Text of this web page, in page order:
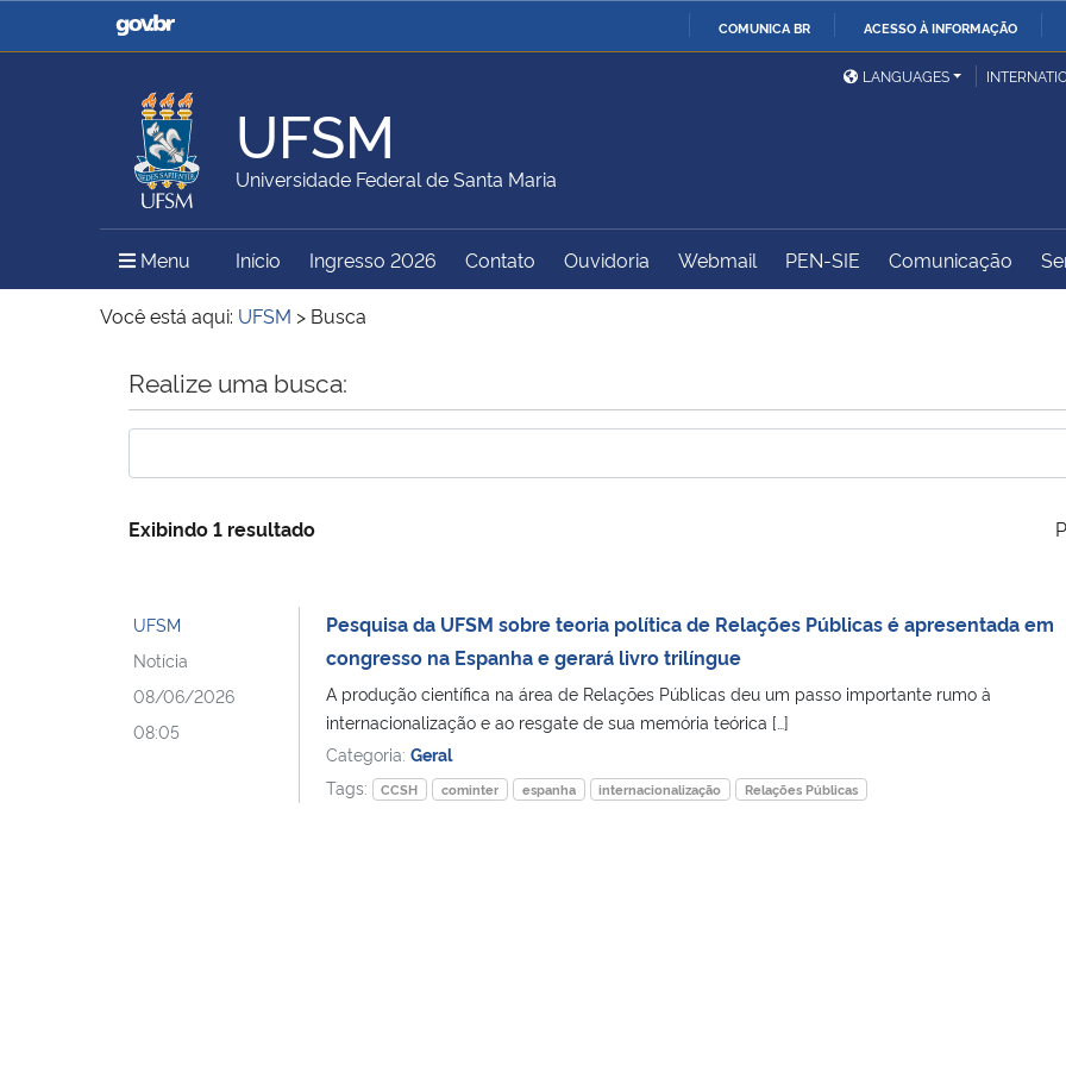
COMUNICA BR ACESSO À INFORMAÇÃO
Casa Civil
Ministério da Justiça e
Ministério da Defesa
Ministério das Relações
Exteriores
Ministério da Agricultura,
Pecuária e Abastecimento
Ministério da Educação
Ministério do Meio Ambiente Ministério do Turismo
Ministério do
Controladoria-Geral da
LANGUAGES
UFSM
Universidade Federal de Santa Maria
Menu Menu Principal do Sítio
Início Ingresso 2026 Contato Ouvidoria Webmail PEN-SIE Comunicação
Você está aqui: UFSM > Busca
Início do conteúdo
Realize uma busca:
Exibindo 1 resultado
UFSM
Notícia
08/06/2026
08:05
Pesquisa da UFSM sobre teoria política de Relações Públicas é apresentada em
congresso na Espanha e gerará livro trilíngue
A produção científica na área de Relações Públicas deu um passo importante rumo à
internacionalização e ao resgate de sua memória teórica […]
Categoria: Geral
Tags:
CCSH cominter espanha internacionalização Relações Públicas